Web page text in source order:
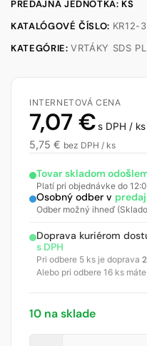
PREDAJNÁ JEDNOTKA: KS
KATALÓGOVÉ ČÍSLO: KR12-
KATEGÓRIE:VRTÁKY SDS
INTERNETOVÁ CENA
7,07€s DPH / ks
5,75 € bez DPH / ks
Tovar skladom
Platí pri objednávke do
Osobný odber v
Odber možný ihneď
Doprava kuriérom
s DPH
Pri odbere 5 ks je doprava
Alebo pri odbere 16 ks
10 na sklade